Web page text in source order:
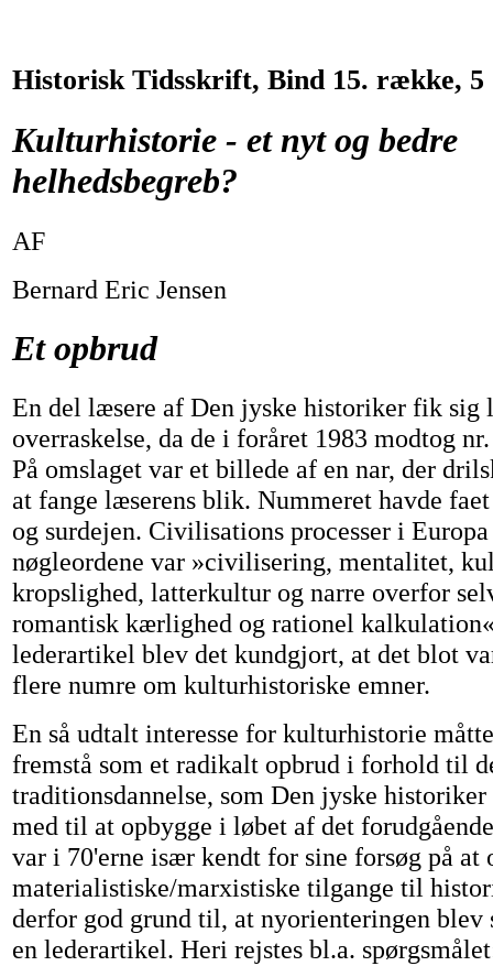
Historisk Tidsskrift, Bind 15. række, 5
Kulturhistorie - et nyt og bedre
helhedsbegreb?
AF
Bernard Eric Jensen
Et opbrud
En del læsere af Den jyske historiker fik sig
overraskelse, da de i foråret 1983 modtog
På omslaget var et billede af en nar, der
at fange læserens blik. Nummeret havde
og surdejen. Civilisations processer i
nøgleordene var »civilisering, mentalitet,
kropslighed, latterkultur og narre overfor
romantisk kærlighed og rationel
lederartikel blev det kundgjort, at det blot
flere numre om kulturhistoriske emner.
En så udtalt interesse for kulturhistorie
fremstå som et radikalt opbrud i forhold til
traditionsdannelse, som Den jyske
med til at opbygge i løbet af det
var i 70'erne især kendt for sine forsøg på at
materialistiske/marxistiske tilgange til
derfor god grund til, at nyorienteringen blev
en lederartikel. Heri rejstes bl.a.